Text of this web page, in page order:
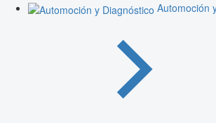
Automoción